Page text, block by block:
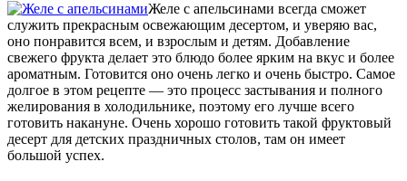
Желе с апельсинами всегда сможет
служить прекрасным освежающим десертом, и уверяю вас,
оно понравится всем, и взрослым и детям. Добавление
свежего фрукта делает это блюдо более ярким на вкус и более
ароматным. Готовится оно очень легко и очень быстро. Самое
долгое в этом рецепте — это процесс застывания и полного
желирования в холодильнике, поэтому его лучше всего
готовить накануне. Очень хорошо готовить такой фруктовый
десерт для детских праздничных столов, там он имеет
большой успех.